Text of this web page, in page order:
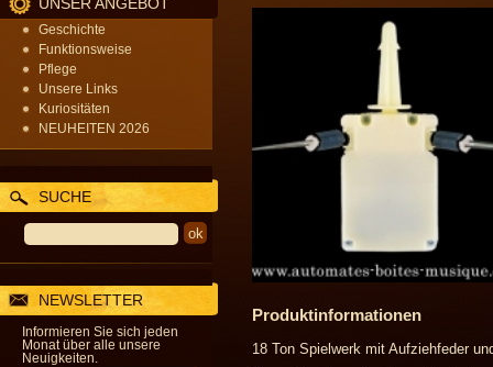
Geschichte
Funktionsweise
Pflege
Unsere Links
Kuriositäten
NEUHEITEN 2026
SUCHE
NEWSLETTER
Informieren Sie sich jeden
Monat über alle unsere
Neuigkeiten.
Produktinformationen
18 Ton Spielwerk mit Aufziehfeder